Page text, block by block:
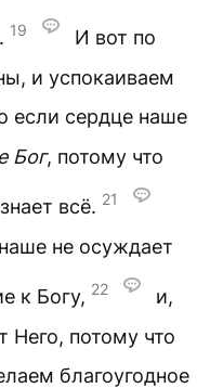
19
И вот по
и успокаиваем
если сердце наше
Бог, потому что
всё. 21
не осуждает
к Богу, 22
и,
Него, потому что
благоугодное